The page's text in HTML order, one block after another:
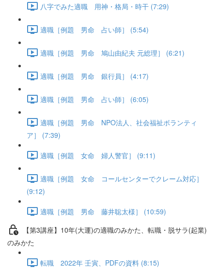
八字でみた適職 用神・格局・時干 (7:29)
適職［例題 男命 占い師］ (5:54)
適職［例題 男命 鳩山由紀夫 元総理］ (6:21)
適職［例題 男命 銀行員］ (4:17)
適職［例題 男命 占い師］ (6:05)
適職［例題 男命 NPO法人、社会福祉ボランティ
ア］ (7:39)
適職［例題 女命 婦人警官］ (9:11)
適職［例題 女命 コールセンターでクレーム対応］
(9:12)
適職［例題 男命 藤井聡太様］ (10:59)
【第3講座】10年(大運)の適職のみかた、転職・脱サラ(起業)
のみかた
転職 2022年 壬寅、PDFの資料 (8:15)